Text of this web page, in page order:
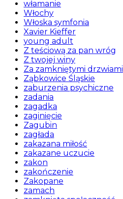
włamanie
Włochy
Włoska symfonia
Xavier Kieffer
young adult
Z teściową za pan wróg
Z twojej winy
Za zamkniętymi drzwiami
Ząbkowice Śląskie
zaburzenia psychiczne
zadania
zagadka
zaginięcie
Zagubin
zagłada
zakazana miłość
zakazane uczucie
zakon
zakończenie
Zakopane
zamach